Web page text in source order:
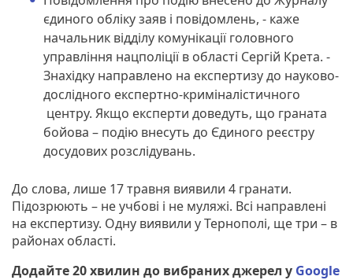
єдиного обліку заяв і повідомлень, - каже
начальник відділу комунікації головного
управління нацполіції в області Сергій Крета. -
Знахідку направлено на експертизу до науково-
дослідного експертно-криміналістичного
центру. Якщо експерти доведуть, що граната
бойова – подію внесуть до Єдиного реєстру
досудових розслідувань.
До слова, лише 17 травня виявили 4 гранати.
Підозрюють – не учбові і не муляжі. Всі направлені
на експертизу. Одну виявили у Тернополі, ще три – в
районах області.
Додайте 20 хвилин до вибраних джерел у Google